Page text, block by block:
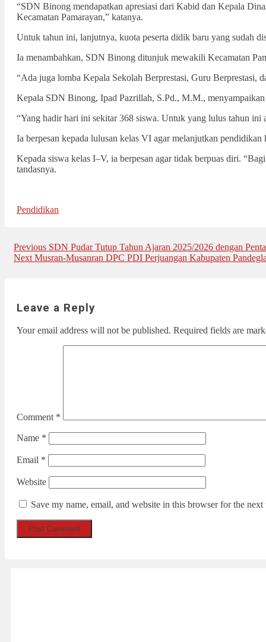
“SDN Binong mendapatkan apresiasi dari Kabid dan Kepala
Kecamatan Pamarayan,” katanya.
Untuk tahun ini, lanjutnya, kuota peserta didik baru yang sudah
Ia menambahkan, SDN Binong ditunjuk mewakili Kecamatan
“Ada juga lomba Kepala Sekolah Berprestasi, Guru Berprestasi,
Kepala SDN Binong, Ipad Pazrillah, S.Pd., M.M.,
“Yang hadir hari ini sekitar 368 siswa. Untuk yang lulus tahun ini
Ia berpesan kepada lulusan kelas VI agar melanjutkan
Kepada siswa kelas I–V, ia berpesan agar tidak berpuas diri.
tandasnya.
Pendidikan
Post
navigation
Previous Previous
post:
SDN Pudar Tutup Tahun Ajaran 2025/2026 dengan
Next Next
Musran-Musanran DPC PDI Perjuangan Kabupaten
Leave a Reply
Your email address will not be published. Required fields are
Comment *
Name *
Email *
Website
Save my name, email, and website in this browser for the